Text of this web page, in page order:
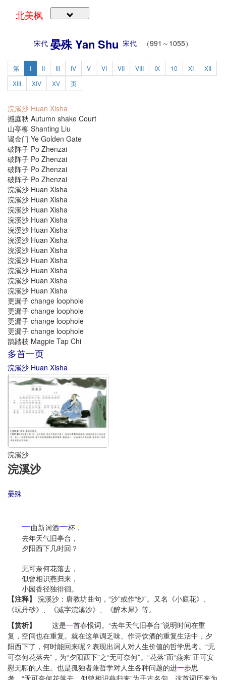
北美枫
宋代 晏殊 Yan Shu 宋代 （991～1055）
第 I II III IV V VI VII VIII IX 10 XI
XII
XIII
XIV XV 页
浣溪沙 Huan Xisha
撼庭秋 Autumn shake Court
山亭柳 Shanting Liu
谒金门 Ye Golden Gate
破阵子 Po Zhenzai
破阵子 Po Zhenzai
破阵子 Po Zhenzai
破阵子 Po Zhenzai
浣溪沙 Huan Xisha
浣溪沙 Huan Xisha
浣溪沙 Huan Xisha
浣溪沙 Huan Xisha
浣溪沙 Huan Xisha
浣溪沙 Huan Xisha
浣溪沙 Huan Xisha
浣溪沙 Huan Xisha
浣溪沙 Huan Xisha
浣溪沙 Huan Xisha
浣溪沙 Huan Xisha
更漏子 change loophole
更漏子 change loophole
更漏子 change loophole
更漏子 change loophole
鹊踏枝 Magpie Tap Chi
多首一页
浣溪沙 Huan Xisha
浣溪沙
浣溪沙
晏殊
一曲新词酒一杯，
去年天气旧亭台，
夕阳西下几时回？
无可奈何花落去，
似曾相识燕归来，
小园香径独徘徊。
【注释】 浣溪沙：唐教坊曲句，“沙”或作“纱”。又名《小庭花》、
《玩丹砂》、《减字浣溪沙》、《醉木犀》等。
【赏析】
这是一首春恨词。“去年天气旧亭台”说明时间在重
复，空间也在重复。就在这单调乏味、作诗饮酒的重复生活中，夕
阳西下了，何时能回来呢？表现出词人对人生价值的哲学思考。“无
可奈何花落去”，为“夕阳西下”之“无可奈何”。“花落”而“燕来”正可安
慰无聊的人生。也是孤独者兼哲学对人生各种问题的进一步思
考。“无可奈何花落去，似曾相识燕归来”为千古名句。这首词历来为